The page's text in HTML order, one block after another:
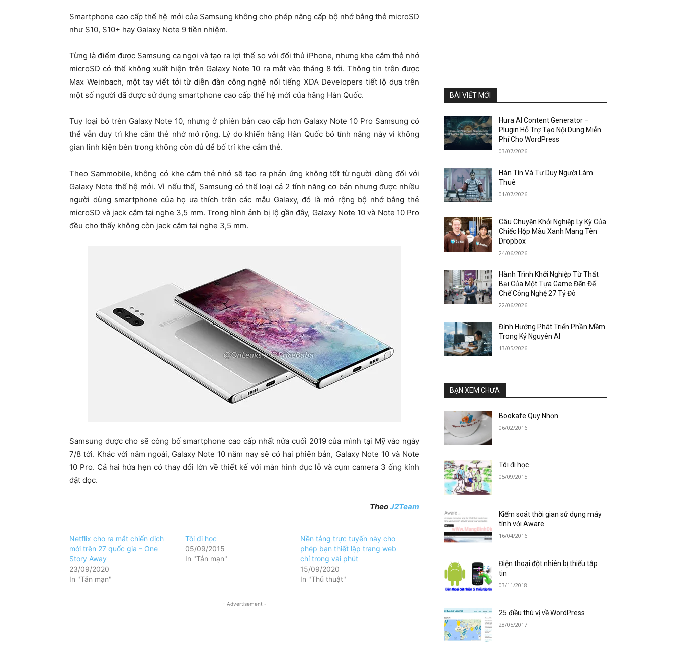
Smartphone cao cấp thế hệ mới của Samsung không cho phép nâng cấp bộ nhớ bằng thẻ microSD
như S10, S10+ hay Galaxy Note 9 tiền nhiệm.
Từng là điểm được Samsung ca ngợi và tạo ra lợi thế so với đối thủ iPhone, nhưng khe cắm thẻ nhớ
microSD có thể không xuất hiện trên Galaxy Note 10 ra mắt vào tháng 8 tới. Thông tin trên được
Max Weinbach, một tay viết tới từ diễn đàn công nghệ nổi tiếng XDA Developers tiết lộ dựa trên
một số người đã được sử dụng smartphone cao cấp thế hệ mới của hãng Hàn Quốc.
Tuy loại bỏ trên Galaxy Note 10, nhưng ở phiên bản cao cấp hơn Galaxy Note 10 Pro Samsung có
thể vẫn duy trì khe cắm thẻ nhớ mở rộng. Lý do khiến hãng Hàn Quốc bỏ tính năng này vì không
gian linh kiện bên trong không còn đủ để bố trí khe cắm thẻ.
Theo Sammobile, không có khe cắm thẻ nhớ sẽ tạo ra phản ứng không tốt từ người dùng đối với
Galaxy Note thế hệ mới. Vì nếu thế, Samsung có thể loại cả 2 tính năng cơ bản nhưng được nhiều
người dùng smartphone của họ ưa thích trên các mẫu Galaxy, đó là mở rộng bộ nhớ bằng thẻ
microSD và jack cắm tai nghe 3,5 mm. Trong hình ảnh bị lộ gần đây, Galaxy Note 10 và Note 10 Pro
đều cho thấy không còn jack cắm tai nghe 3,5 mm.
Samsung được cho sẽ công bố smartphone cao cấp nhất nửa cuối 2019 của mình tại Mỹ vào ngày
7/8 tới. Khác với năm ngoái, Galaxy Note 10 năm nay sẽ có hai phiên bản, Galaxy Note 10 và Note
10 Pro. Cả hai hứa hẹn có thay đổi lớn về thiết kế với màn hình đục lỗ và cụm camera 3 ống kính
đặt dọc.
TheoJ2Team
Netflix cho ra mắt chiến dịch
mới trên 27 quốc gia – One
Story Away
23/09/2020
In "Tản mạn"
Tôi đi học
05/09/2015
In "Tản mạn"
Nền tảng trực tuyến này cho
phép bạn thiết lập trang web
chỉ trong vài phút
15/09/2020
In "Thủ thuật"
- Advertisement -
BÀI VIẾT MỚI
Hura AI Content Generator –
Plugin Hỗ Trợ Tạo Nội Dung Miễn
Phí Cho WordPress
03/07/2026
Hàn Tín Và Tư Duy Người Làm
Thuê
01/07/2026
Câu Chuyện Khởi Nghiệp Ly Kỳ Của
Chiếc Hộp Màu Xanh Mang Tên
Dropbox
24/06/2026
Hành Trình Khởi Nghiệp Từ Thất
Bại Của Một Tựa Game Đến Đế
Chế Công Nghệ 27 Tỷ Đô
22/06/2026
Định Hướng Phát Triển Phần Mềm
Trong Kỷ Nguyên AI
13/05/2026
BẠN XEM CHƯA
Bookafe Quy Nhơn
06/02/2016
Tôi đi học
05/09/2015
Kiểm soát thời gian sử dụng máy
tính với Aware
16/04/2016
Điện thoại đột nhiên bị thiếu tập
tin
03/11/2018
25 điều thú vị về WordPress
28/05/2017